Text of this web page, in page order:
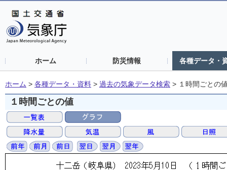
ホーム 防災情報 各種データ・
ホーム > 各種データ・資料 > 過去の気象データ検索 > １時間ごとの
１時間ごとの値